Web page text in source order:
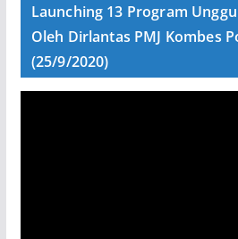
Launching 13 Program
Oleh Dirlantas PMJ Kombes
(25/9/2020)